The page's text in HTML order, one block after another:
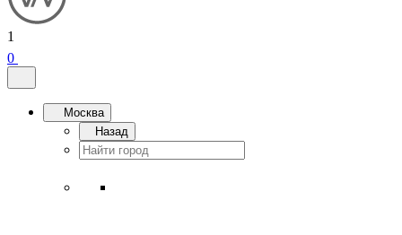
1
0
Москва
Назад